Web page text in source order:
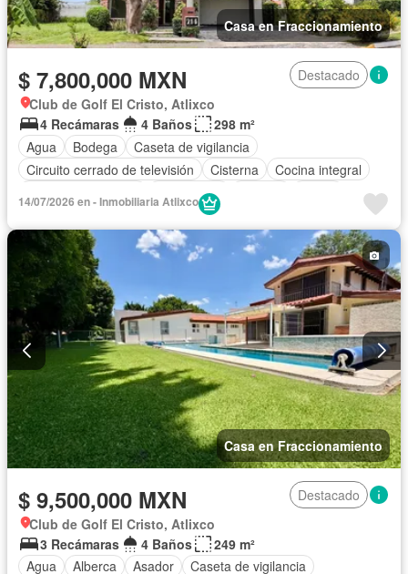
Casa en Fraccionamiento
$ 7,800,000 MXN
Destacado
Club de Golf El Cristo, Atlixco
4 Recámaras
4 Baños
298 m²
Agua
Bodega
Caseta de vigilancia
Circuito cerrado de televisión
Cisterna
Cocina integral
Electricidad
Televisión por cable
Vista panorámica
Wifi Sin amueblar
14/07/2026 en - Inmobiliaria Atlixco
Casa en Fraccionamiento
$ 9,500,000 MXN
Destacado
Club de Golf El Cristo, Atlixco
3 Recámaras
4 Baños
249 m²
Agua
Alberca Asador
Caseta de vigilancia